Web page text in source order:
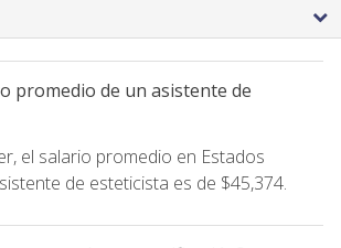
promedio de un asistente de
el salario promedio en Estados
de esteticista es de $45,374.